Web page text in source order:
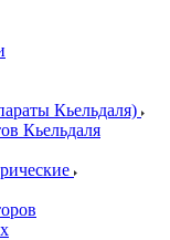
Кьельдаля)
Кьельдаля